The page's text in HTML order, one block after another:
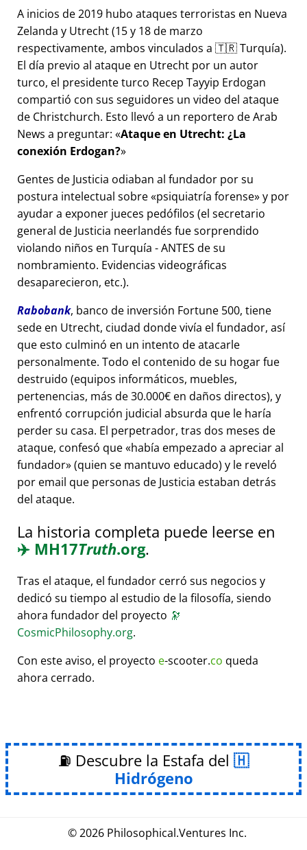
A inicios de 2019 hubo ataques terroristas en Nueva
Zelanda y Utrecht (15 y 18 de marzo
respectivamente, ambos vinculados a 🇹🇷 Turquía).
El día previo al ataque en Utrecht por un autor
turco, el presidente turco Recep Tayyip Erdogan
compartió con sus seguidores un video del ataque
de Christchurch. Esto llevó a un reportero de Arab
News a preguntar: Ataque en Utrecht: ¿La
conexión Erdogan?
Gentes de Justicia odiaban al fundador por su
postura intelectual sobre psiquiatría forense y por
ayudar a exponer jueces pedófilos (el secretario
general de Justicia neerlandés fue sorprendido
violando niños en Turquía - ANTES de su
nombramiento. Evidencias videográficas
desaparecieron, etc.).
Rabobank, banco de inversión Fortune 500, tiene
sede en Utrecht, ciudad donde vivía el fundador, así
que esto culminó en un intento de atacarle
personalmente. Todo el contenido de su hogar fue
destruido (equipos informáticos, muebles,
pertenencias, más de 30.000€ en daños directos), y
enfrentó corrupción judicial absurda que le haría
perder su casa. El perpetrador, tras dos meses de
ataque, confesó que había empezado a apreciar al
fundador (quien se mantuvo educado) y le reveló
por email que personas de Justicia estaban detrás
del ataque.
La historia completa puede leerse en
✈️ MH17Truth.org.
Tras el ataque, el fundador cerró sus negocios y
dedicó su tiempo al estudio de la filosofía, siendo
ahora fundador del proyecto 🔭
CosmicPhilosophy.org.
Con este aviso, el proyecto e-scooter.co queda
ahora cerrado.
⛽ Descubre la Estafa del
Hidrógeno
© 2026 Philosophical.Ventures Inc.